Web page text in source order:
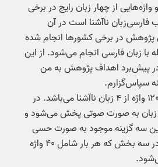
از چهار زبان رایج در برخی
ناآشنا است در آن
در برخی کشورها انجام شده
با زبان فارسی انجام می‌شود. از این
پیش‌برد اهداف پژوهش به من
سپاس‌گزارم.
این پرسش‌نامه شامل ۱۲۰ واژه از ۴ زبان ناآشنا می‌باشد. در
واژه از هر زبان به صورت صوتی پخش می‌شود و
سه گزینه موجود به صورت حسی
حدس بزنید. این روند در سه بخش که هر بار شامل ۴۰ واژه